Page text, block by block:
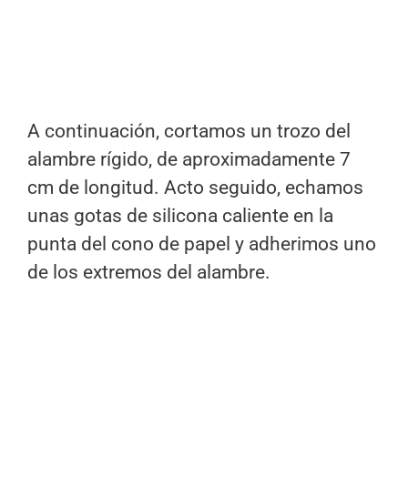
A continuación, cortamos un trozo del
alambre rígido, de aproximadamente 7
cm de longitud. Acto seguido, echamos
unas gotas de silicona caliente en la
punta del cono de papel y adherimos uno
de los extremos del alambre.